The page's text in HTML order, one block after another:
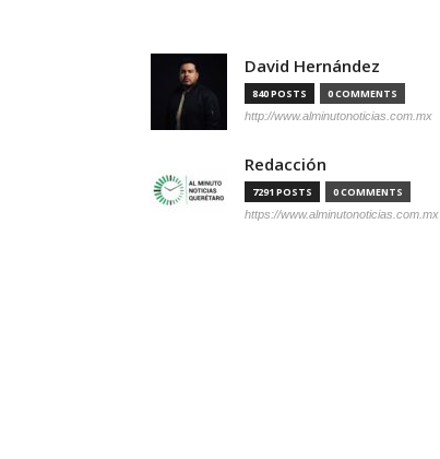
David Hernández
840 POSTS 0 COMMENTS
http://www.alminutonoticias.com.mx
Redacción
7291 POSTS 0 COMMENTS
https://www.alminutonoticias.com.mx